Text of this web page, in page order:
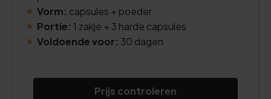
Vorm: capsules + poeder
Portie: 1 zakje + 3 harde capsules
Voldoende voor: 30 dagen
Prijs controleren